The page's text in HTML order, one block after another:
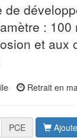
:
et aux
Retrait en
PCE